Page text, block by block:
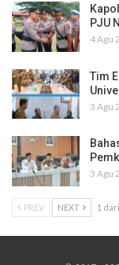
PJU
4 Agu
Tim
3 Agu
3 Agu
PREV NEXT 1